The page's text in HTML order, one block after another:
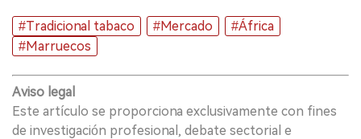
#Tradicional tabaco #Mercado
#África
#Marruecos
Aviso legal
Este artículo se proporciona exclusivamente con fines
de investigación profesional, debate sectorial e